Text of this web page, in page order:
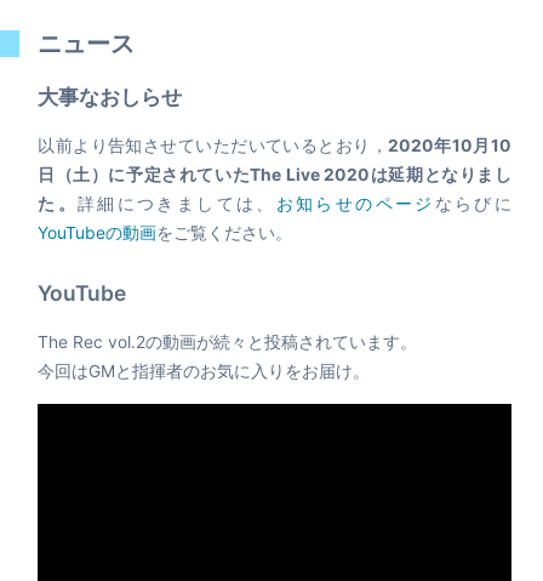
ニュース
大事なおしらせ
以前より告知させていただいているとおり，2020年10月10
日（土）に予定されていたThe Live 2020は延期となりまし
た。 詳細につきましては、 お知らせのページ ならびに
YouTubeの動画をご覧ください。
YouTube
The Rec vol.2の動画が続々と投稿されています。
今回はGMと指揮者のお気に入りをお届け。